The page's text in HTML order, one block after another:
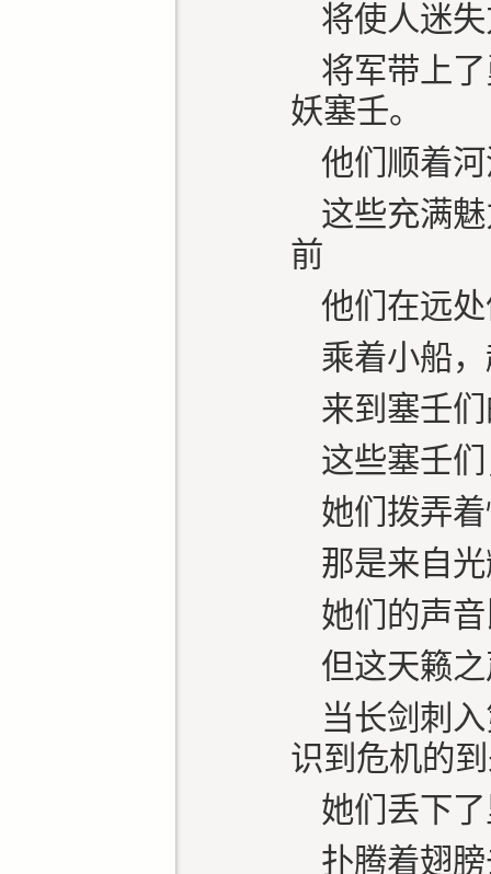
将使人迷
将军带上
妖塞壬。
他们顺着
这些充满
前
他们在远
乘着小船
来到塞壬
这些塞壬
她们拨弄
那是来自
她们的声
但这天籁
当长剑刺
识到危机的
她们丢下
扑腾着翅